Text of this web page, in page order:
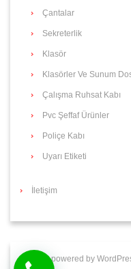
Çantalar
Sekreterlik
Klasör
Klasörler Ve Sunum
Çalışma Ruhsat Kabı
Pvc Şeffaf Ürünler
Poliçe Kabı
Uyarı Etiketi
İletişim
Proudly powered by